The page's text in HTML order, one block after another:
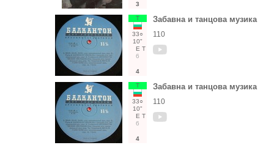
3
Т
33○
10"
Е Т
6
4
Забавна и танцова музика
110
Т
33○
10"
Е Т
6
4
Забавна и танцова музика
110